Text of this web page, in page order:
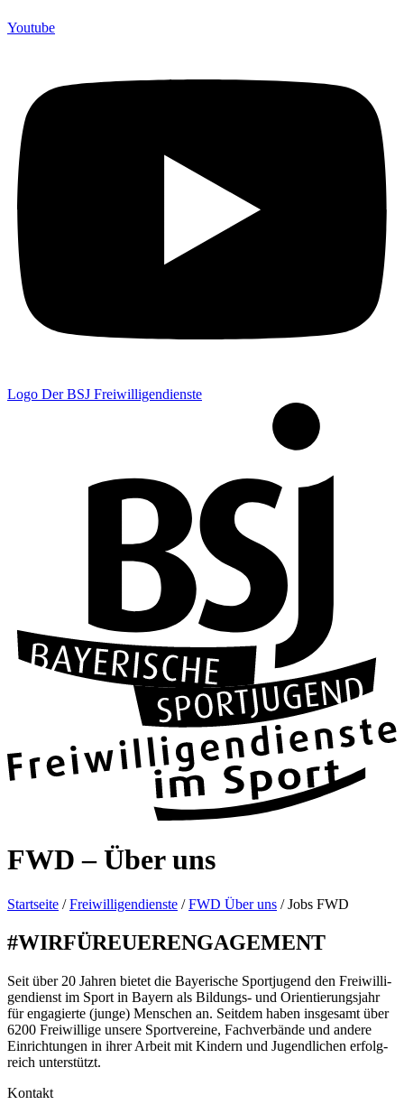
Youtube
Logo Der BSJ Freiwilligendienste
FWD – Über uns
Start­seite /Frei­wil­li­gen­dienste /FWD Über uns /Jobs FWD
#WIR­FÜREU­ER­EN­GA­GE­MENT
Seit über 20 Jah­ren bie­tet die Baye­ri­sche Sport­ju­gend den Frei­wil­li­
gen­dienst im Sport in Bay­ern als Bil­dungs- und Ori­en­tie­rungs­jahr
für enga­gierte (junge) Men­schen an. Seit­dem haben ins­ge­samt über
6200 Frei­wil­lige unsere Sport­ver­eine, Fach­ver­bände und andere
Ein­rich­tun­gen in ihrer Arbeit mit Kin­dern und Jugend­li­chen erfolg­
reich unter­stützt.
Kon­takt